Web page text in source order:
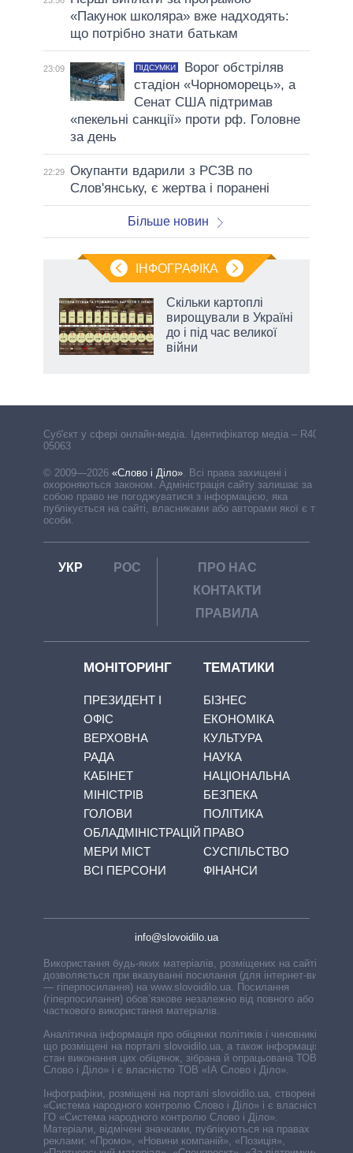
«Пакунок школяра» вже надходять:
що потрібно знати батькам
23:09 ПІДСУМКИ
Ворог обстріляв
стадіон «Чорноморець», а
Сенат США підтримав
«пекельні санкції» проти рф. Головне
за день
22:29 Окупанти вдарили з РСЗВ по
Слов'янську, є жертва і поранені
Більше новин
ІНФОГРАФІКА
Скільки картоплі
вирощували в Україні
до і під час великої
війни
Cуб'єкт у сфері онлайн-медіа. Ідентифікатор медіа – R40-
05063
© 2009—2026 «Слово і Діло». Всі права захищені і
охороняються законом. Адміністрація сайту залишає за
собою право не погоджуватися з інформацією, яка
публікується на сайті, власниками або авторами якої є треті
особи.
УКР РОС
ПРО НАС
КОНТАКТИ
ПРАВИЛА
МОНІТОРИНГ
ПРЕЗИДЕНТ І
ОФІС
ВЕРХОВНА
РАДА
КАБІНЕТ
МІНІСТРІВ
ГОЛОВИ
ОБЛАДМІНІСТРАЦІЙ
МЕРИ МІСТ
ВСІ ПЕРСОНИ
ТЕМАТИКИ
БІЗНЕС
ЕКОНОМІКА
КУЛЬТУРА
НАУКА
НАЦІОНАЛЬНА
БЕЗПЕКА
ПОЛІТИКА
ПРАВО
СУСПІЛЬСТВО
ФІНАНСИ
info@slovoidilo.ua
Використання будь-яких матеріалів, розміщених на сайті,
дозволяється при вказуванні посилання (для інтернет-видань
— гіперпосилання) на www.slovoidilo.ua. Посилання
(гіперпосилання) обов’язкове незалежно від повного або
часткового використання матеріалів.
Аналітична інформація про обіцянки політиків і чиновників,
що розміщені на порталі slovoidilo.ua, а також інформація про
стан виконання цих обіцянок, зібрана й опрацьована ТОВ «ІА
Слово і Діло» і є власністю ТОВ «ІА Слово і Діло».
Інфографіки, розміщені на порталі slovoidilo.ua, створені ГО
«Система народного контролю Слово і Діло» і є власністю
ГО «Система народного контролю Слово і Діло».
Матеріали, відмічені значками, публікуються на правах
реклами: «Промо», «Новини компаній», «Позиція»,